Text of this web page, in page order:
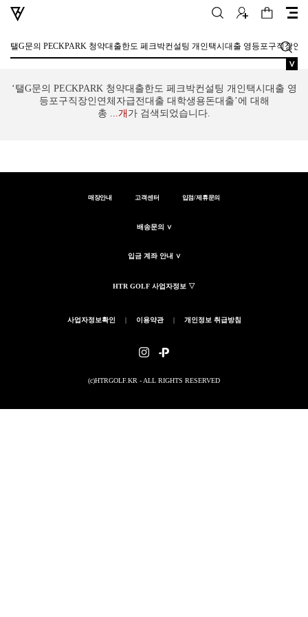
∨
‘탤G문의 PECKPARK 청약대출한도 페크박컨설팅 개인택시대출 영
등포구직장인연체자급전대출 대학생용돈대출’에 대해
총 ...개 가 검색되었습니다.
매장안내 고객센터 입점/제휴문의
배송문의 ∨
입금 계좌 안내 ∨
HTR GOLF 사업자정보 ▽
사업자정보확인 | 이용약관 | 개인정보 취급방침
(c)HTRGOLF.KR - ALL RIGHTS RESERVED